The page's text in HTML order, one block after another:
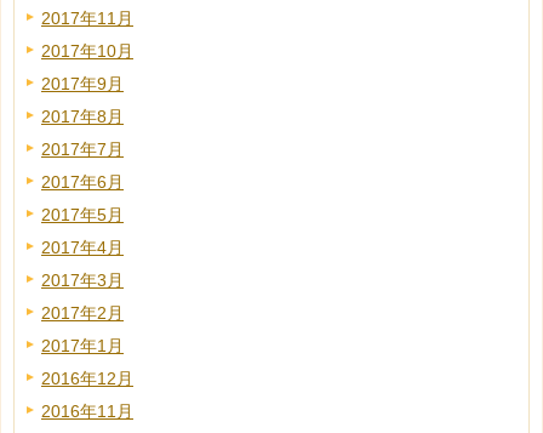
2017年11月
2017年10月
2017年9月
2017年8月
2017年7月
2017年6月
2017年5月
2017年4月
2017年3月
2017年2月
2017年1月
2016年12月
2016年11月